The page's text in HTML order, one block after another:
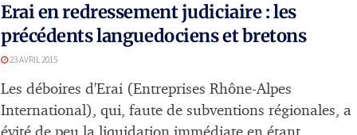
Erai en redressement judiciaire : les
précédents languedociens et bretons
23 AVRIL 2015
Les déboires d'Erai (Entreprises Rhône-Alpes
International), qui, faute de subventions régionales, a